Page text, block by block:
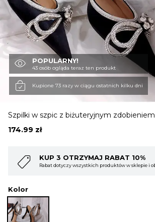
BLUZKI
OBUWIE
SWETRY
OKRYCIA WIERZCHNIE
POPULARNY!
43 osób ogląda teraz ten produkt
Kupione 73 razy w ciągu ostatnich kilku dni
Szpilki w szpic z biżuteryjnym zdobieniem
174.99 zł
RABAT 10%
wszystkich produktów w sklepie i obejmuje cały koszyk
Kolor